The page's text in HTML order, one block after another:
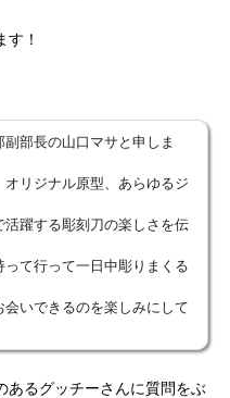
す！
部長の山口マサと申しま
オリジナル原型、あらゆるジ
活躍する彫刻刀の楽しさを伝
って行って一日中彫りまくる
会いできるのを楽しみにして
あるグッチーさんに質問をぶ